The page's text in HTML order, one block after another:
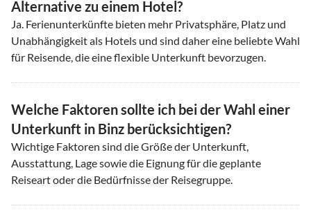
Alternative zu einem Hotel?
Ja. Ferienunterkünfte bieten mehr Privatsphäre, Platz und
Unabhängigkeit als Hotels und sind daher eine beliebte Wahl
für Reisende, die eine flexible Unterkunft bevorzugen.
Welche Faktoren sollte ich bei der Wahl einer
Unterkunft in Binz berücksichtigen?
Wichtige Faktoren sind die Größe der Unterkunft,
Ausstattung, Lage sowie die Eignung für die geplante
Reiseart oder die Bedürfnisse der Reisegruppe.